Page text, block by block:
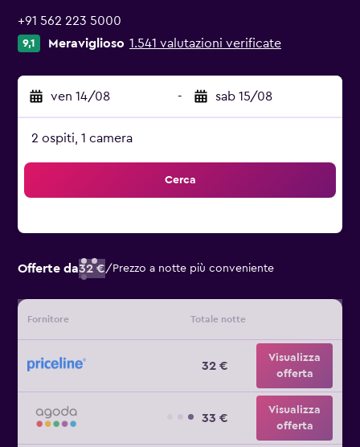
+91 562 223 5000
9,1 Meraviglioso 1.541 valutazioni verificate
ven 14/08 - sab 15/08
2 ospiti, 1 camera
Cerca
Offerte da32 €/ Prezzo a notte più conveniente
Fornitore Totale notte
32 €
Visualizza
offerta
33 €
Visualizza
offerta